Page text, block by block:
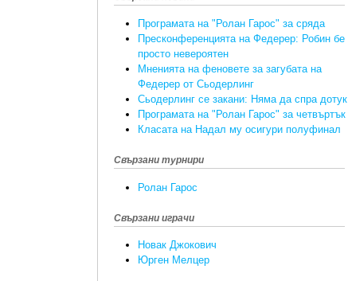
Програмата на "Ролан Гарос" за сряда
Пресконференцията на Федерер: Робин бе
просто невероятен
Мненията на феновете за загубата на
Федерер от Сьодерлинг
Сьодерлинг се закани: Няма да спра дотук
Програмата на "Ролан Гарос" за четвъртък
Класата на Надал му осигури полуфинал
Свързани турнири
Ролан Гарос
Свързани играчи
Новак Джокович
Юрген Мелцер